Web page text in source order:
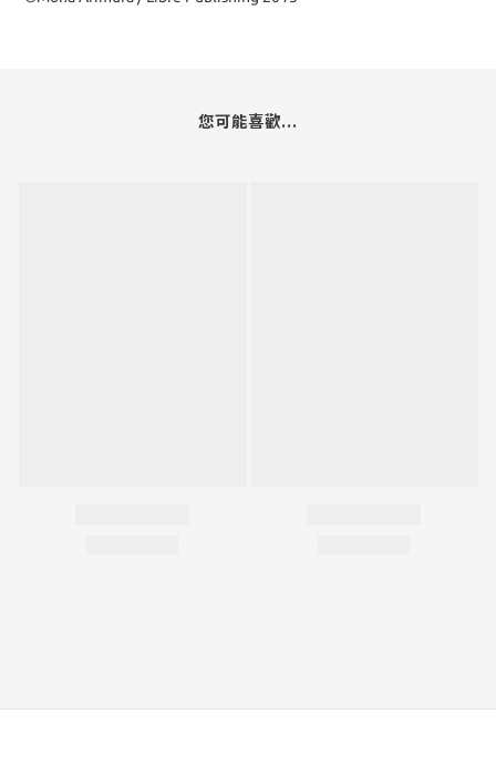
您可能喜歡...